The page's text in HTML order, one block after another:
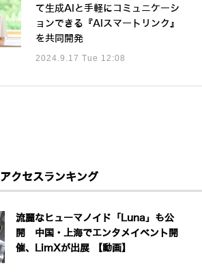
て生成AIと手軽にコミュニケーシ
ョンできる『AIスマートリンク』
を共同開発
2024.9.17 Tue 12:08
アクセスランキング
流麗なヒューマノイド「Luna」も公
開 中国・上海でエンタメイベント開
催、LimXが出展 【動画】